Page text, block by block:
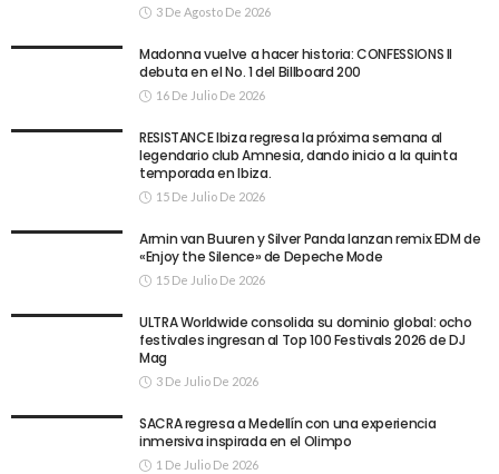
3 De Agosto De 2026
Madonna vuelve a hacer historia: CONFESSIONS II
debuta en el No. 1 del Billboard 200
16 De Julio De 2026
RESISTANCE Ibiza regresa la próxima semana al
legendario club Amnesia, dando inicio a la quinta
temporada en Ibiza.
15 De Julio De 2026
Armin van Buuren y Silver Panda lanzan remix EDM de
«Enjoy the Silence» de Depeche Mode
15 De Julio De 2026
ULTRA Worldwide consolida su dominio global: ocho
festivales ingresan al Top 100 Festivals 2026 de DJ
Mag
3 De Julio De 2026
SACRA regresa a Medellín con una experiencia
inmersiva inspirada en el Olimpo
1 De Julio De 2026